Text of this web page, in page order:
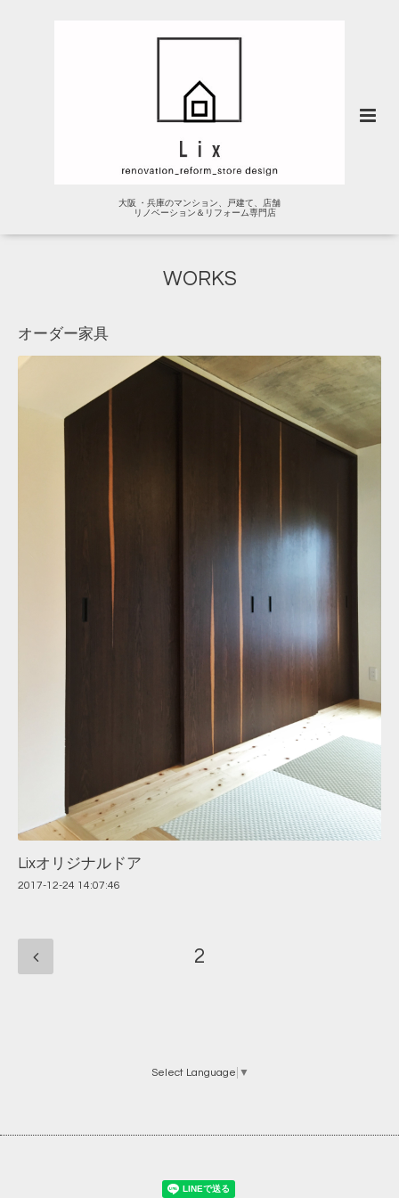
大阪 ・兵庫のマンション、戸建て、店舗
リノベーション＆リフォーム専門店
WORKS
オーダー家具
Lixオリジナルドア
2017-12-24 14:07:46
2
Select Language ▼